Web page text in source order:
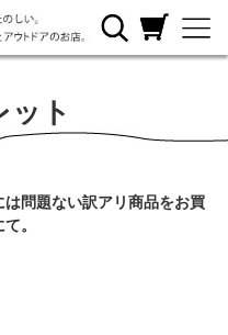
カートを見
る
イ
ット
問題ない訳アリ商品をお買
。